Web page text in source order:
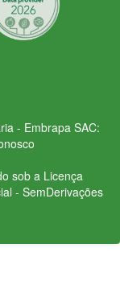
- Embrapa SAC:
sob a Licença
- SemDerivações